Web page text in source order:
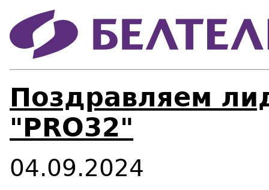
Поздравляем
"PRO32"
04.09.2024